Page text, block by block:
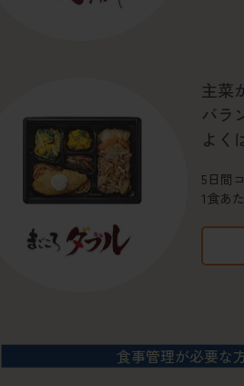
主菜
バラ
よく
5日間
1食あ
食事管理が必要な